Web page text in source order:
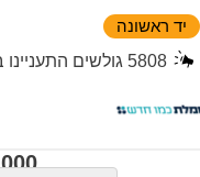
יד ראשונה
5808 גולשים